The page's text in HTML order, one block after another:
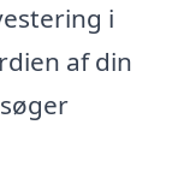
i
af din